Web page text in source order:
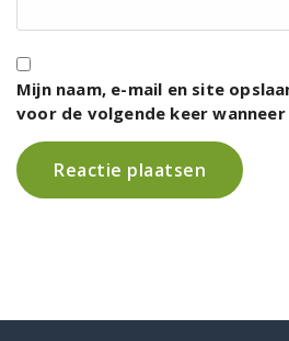
Mijn naam, e-mail en site
voor de volgende keer